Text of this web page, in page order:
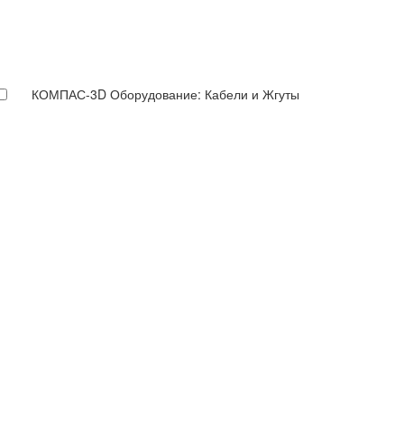
КОМПАС-3D Оборудование: Кабели и Жгуты